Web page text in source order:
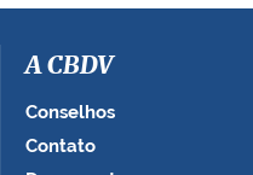
i
a
e
A CBDV
Conselhos
Contato